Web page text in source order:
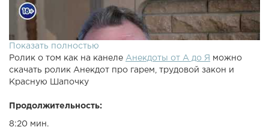
Показать полностью
Ролик о том как на канеле Анекдоты от А до Я можно
скачать ролик Анекдот про гарем, трудовой закон и
Красную Шапочку
Продолжительность:
8:20 мин.